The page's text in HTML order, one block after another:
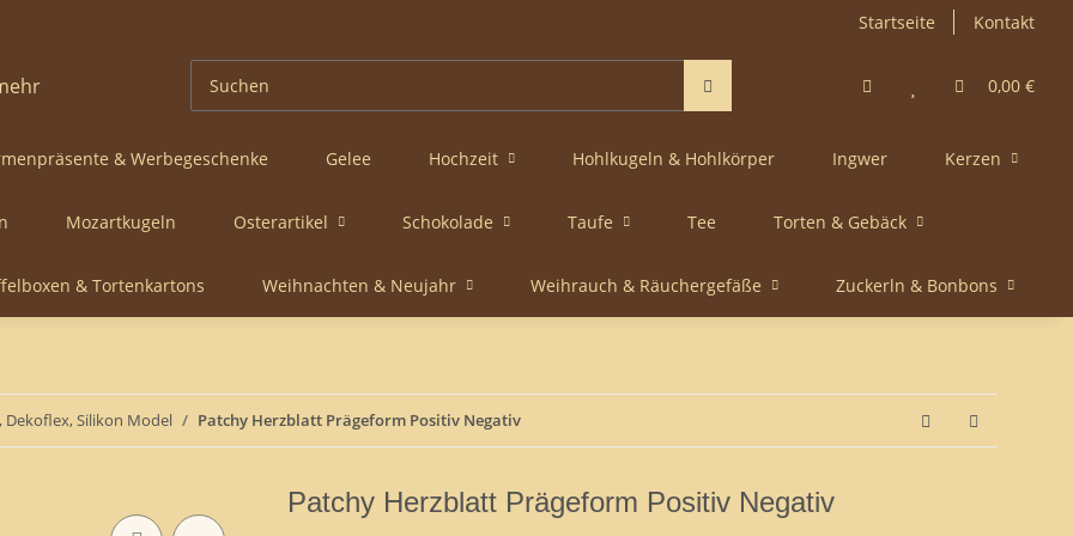
Startseite Kontakt
0,00 €
& Werbegeschenke Gelee Hochzeit Hohlkugeln & Hohlkörper Ingwer Kerzen
Mozartkugeln Osterartikel Schokolade Taufe Tee Torten & Gebäck
& Tortenkartons Weihnachten & Neujahr Weihrauch & Räuchergefäße Zuckerln & Bonbons
Silikon Model Patchy Herzblatt Prägeform Positiv Negativ
Patchy Herzblatt Prägeform Positiv Negativ